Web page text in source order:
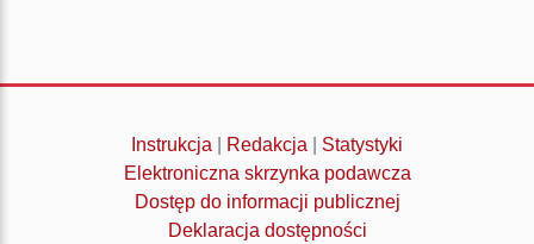
Instrukcja Redakcja
Statystyki
Elektroniczna skrzynka podawcza
Dostęp do informacji publicznej
Deklaracja dostępności